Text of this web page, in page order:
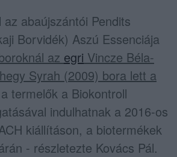
abaújszántói Pendits
Borvidék) Aszú Essenciája
az egri Vincze Béla-
Syrah (2009) bora lett a
termelők a Biokontroll
indulhatnak a 2016-os
kiállításon, a biotermékek
- részletezte Kovács Pál.